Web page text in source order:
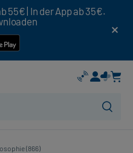
55€ | In der App ab 35€.
(866)